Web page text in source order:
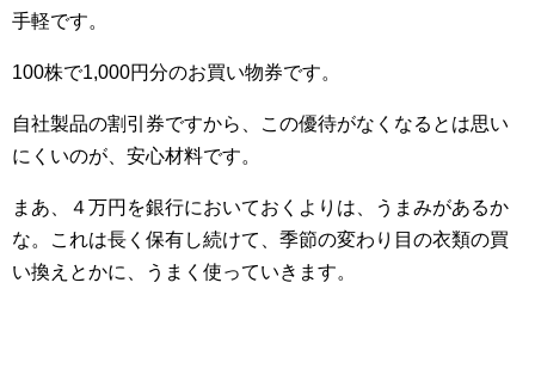
手軽です。
100株で1,000円分のお買い物券です。
自社製品の割引券ですから、この優待がなくなるとは思い
にくいのが、安心材料です。
まあ、４万円を銀行においておくよりは、うまみがあるか
な。これは長く保有し続けて、季節の変わり目の衣類の買
い換えとかに、うまく使っていきます。